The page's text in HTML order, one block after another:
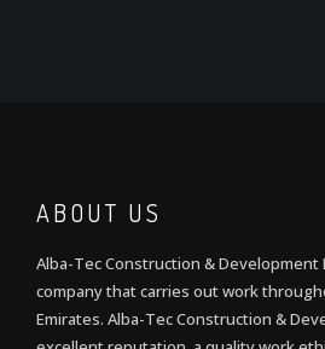
ABOUT US
Alba-Tec Construction & Development
company that carries out work
Emirates. Alba-Tec Construction &